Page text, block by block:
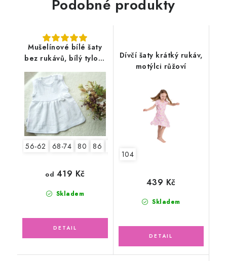
Podobné produkty
Mušelínové bílé šaty
bez rukávů, bílý tylový
květ
56-62 68-74 80 86
Skladem
od 419 Kč
Dívčí šaty krátký rukáv,
motýlci růžoví
104
Skladem
439 Kč